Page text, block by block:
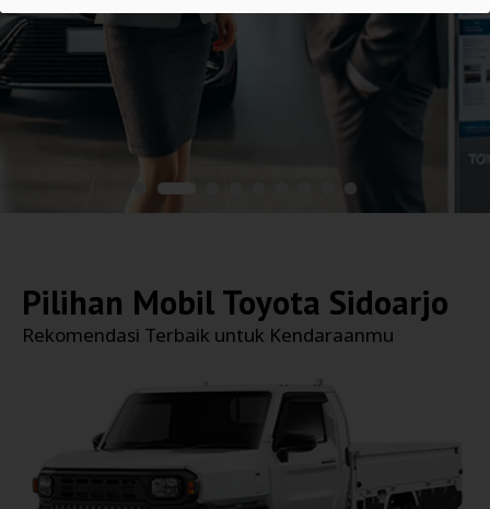
Pilihan Mobil Toyota Sidoarjo
Rekomendasi Terbaik untuk Kendaraanmu